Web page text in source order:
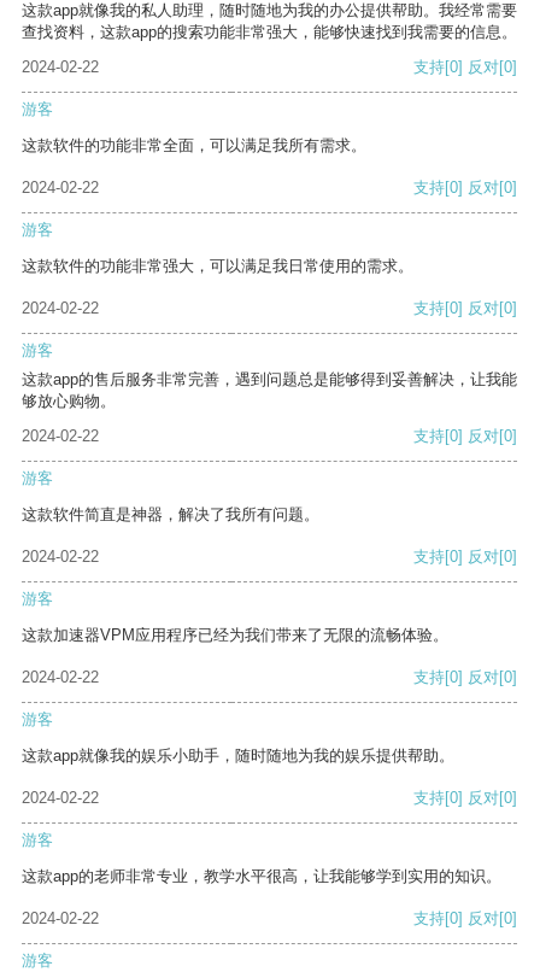
这款app就像我的私人助理，随时随地为我的办公提供帮助。我经常需要
查找资料，这款app的搜索功能非常强大，能够快速找到我需要的信息。
2024-02-22
支持[0] 反对[0]
游客
这款软件的功能非常全面，可以满足我所有需求。
2024-02-22 支持[0] 反对[0]
游客
这款软件的功能非常强大，可以满足我日常使用的需求。
2024-02-22 支持[0] 反对[0]
游客
这款app的售后服务非常完善，遇到问题总是能够得到妥善解决，让我能
够放心购物。
2024-02-22
支持[0] 反对[0]
游客
这款软件简直是神器，解决了我所有问题。
2024-02-22 支持[0] 反对[0]
游客
这款加速器VPM应用程序已经为我们带来了无限的流畅体验。
2024-02-22 支持[0] 反对[0]
游客
这款app就像我的娱乐小助手，随时随地为我的娱乐提供帮助。
2024-02-22 支持[0] 反对[0]
游客
这款app的老师非常专业，教学水平很高，让我能够学到实用的知识。
2024-02-22 支持[0] 反对[0]
游客